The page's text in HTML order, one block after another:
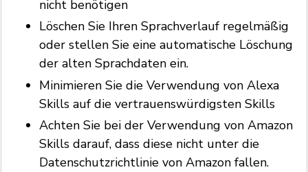
nicht benötigen
Löschen Sie Ihren Sprachverlauf regelmäßig
oder stellen Sie eine automatische Löschung
der alten Sprachdaten ein.
Minimieren Sie die Verwendung von Alexa
Skills auf die vertrauenswürdigsten Skills
Achten Sie bei der Verwendung von Amazon
Skills darauf, dass diese nicht unter die
Datenschutzrichtlinie von Amazon fallen.